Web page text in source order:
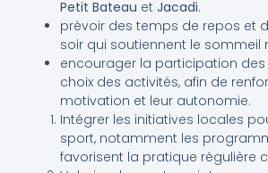
Petit Bateau et Jacadi.
prévoir des temps de repos et
soir qui soutiennent le sommeil
encourager la participation
choix des activités, afin de
motivation et leur autonomie.
Intégrer les initiatives locales
sport, notamment les
favorisent la pratique régulière